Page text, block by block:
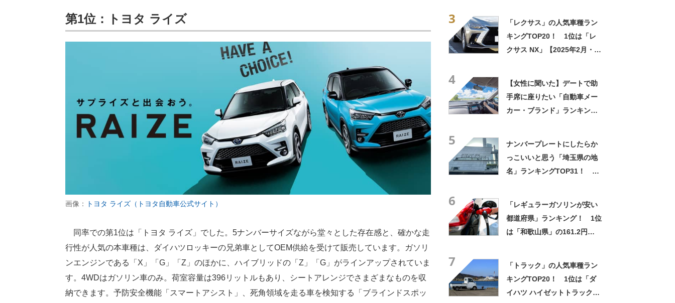
第1位：トヨタ ライズ
画像： トヨタ ライズ（トヨタ自動車公式サイト）
同率での第1位は「トヨタ ライズ」でした。5ナンバーサイズながら堂々とした存在感と、確かな走
行性が人気の本車種は、ダイハツロッキーの兄弟車としてOEM供給を受けて販売しています。ガソリ
ンエンジンである「X」「G」「Z」のほかに、ハイブリッドの「Z」「G」がラインアップされていま
す。4WDはガソリン車のみ。荷室容量は396リットルもあり、シートアレンジでさまざまなものを収
納できます。予防安全機能「スマートアシスト」、死角領域を走る車を検知する「ブラインドスポッ
3
「レクサス」の人気車種ラン
キングTOP20！ 1位は「レ
クサス NX」【2025年2月・カ
4
【女性に聞いた】デートで助
手席に座りたい「自動車メー
カー・ブランド」ランキング
5
ナンバープレートにしたらか
っこいいと思う「埼玉県の地
名」ランキングTOP31！ 第
6
「レギュラーガソリンが安い
都道府県」ランキング！ 1位
は「和歌山県」の161.2円
7
「トラック」の人気車種ラン
キングTOP20！ 1位は「ダ
イハツ ハイゼットトラック」